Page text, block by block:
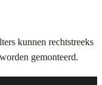
kunnen rechtstreeks
gemonteerd.